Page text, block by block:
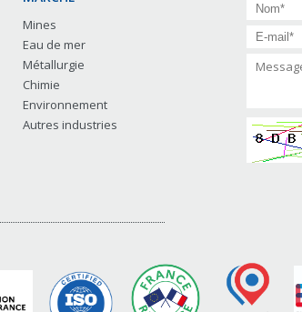
Mines
Eau de mer
Métallurgie
Chimie
Environnement
Autres industries